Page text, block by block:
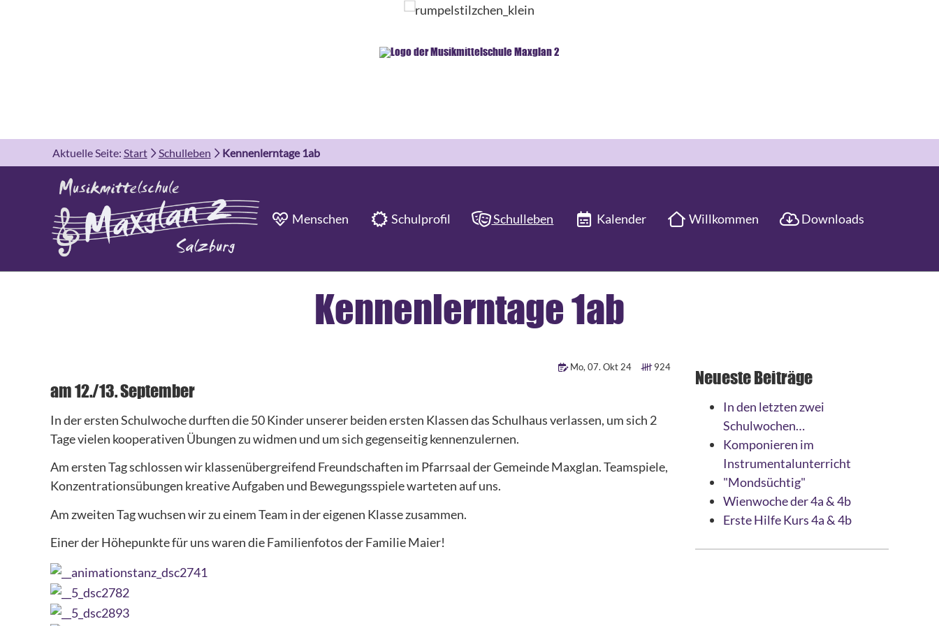
Aktuelle Seite: Start Schulleben Kennenlerntage 1ab
Menschen Schulprofil Schulleben Kalender Willkommen Downloads
Kennenlerntage 1ab
Mo, 07. Okt 24 924
am 12./13. September
In der ersten Schulwoche durften die 50 Kinder unserer beiden ersten Klassen das Schulhaus verlassen, um sich 2
Tage vielen kooperativen Übungen zu widmen und um sich gegenseitig kennenzulernen.
Am ersten Tag schlossen wir klassenübergreifend Freundschaften im Pfarrsaal der Gemeinde Maxglan. Teamspiele,
Konzentrationsübungen kreative Aufgaben und Bewegungsspiele warteten auf uns.
Am zweiten Tag wuchsen wir zu einem Team in der eigenen Klasse zusammen.
Einer der Höhepunkte für uns waren die Familienfotos der Familie Maier!
Neueste Beiträge
In den letzten zwei
Schulwochen…
Komponieren im
Instrumentalunterricht
"Mondsüchtig"
Wienwoche der 4a & 4b
Erste Hilfe Kurs 4a & 4b